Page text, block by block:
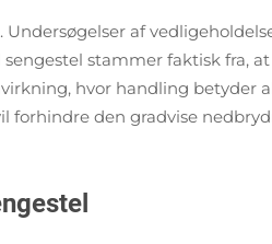
af
stammer faktisk fra,
hvor handling betyder
den gradvise